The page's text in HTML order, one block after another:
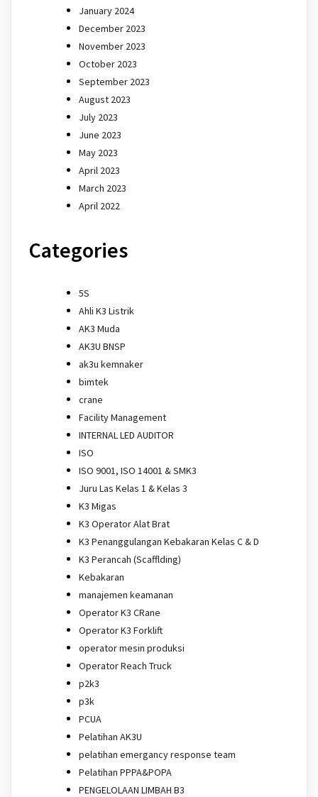
January 2024
December 2023
November 2023
October 2023
September 2023
August 2023
July 2023
June 2023
May 2023
April 2023
March 2023
April 2022
Categories
5S
Ahli K3 Listrik
AK3 Muda
AK3U BNSP
ak3u kemnaker
bimtek
crane
Facility Management
INTERNAL LED AUDITOR
ISO
ISO 9001, ISO 14001 & SMK3
Juru Las Kelas 1 & Kelas 3
K3 Migas
K3 Operator Alat Brat
K3 Penanggulangan Kebakaran Kelas C & D
K3 Perancah (Scafflding)
Kebakaran
manajemen keamanan
Operator K3 CRane
Operator K3 Forklift
operator mesin produksi
Operator Reach Truck
p2k3
p3k
PCUA
Pelatihan AK3U
pelatihan emergancy response team
Pelatihan PPPA&POPA
PENGELOLAAN LIMBAH B3